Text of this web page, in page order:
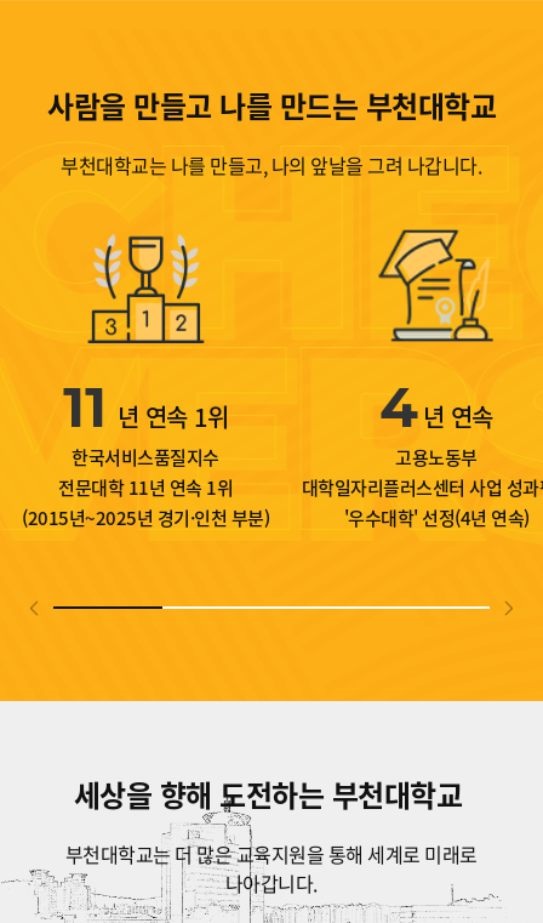
사람을 만들고 나를 만드는 부천대학교
부천대학교는 나를 만들고, 나의 앞날을 그려 나갑니다.
11 년 연속 1위
한국서비스품질지수
전문대학 11년 연속 1위
(2015년~2025년 경기·인천 부분)
4 년 연속
고용노동부
대학일자리플러스센터 사업 성
'우수대학' 선정(4년 연속)
세상을 향해 도전하는 부천대학교
부천대학교는 더 많은 교육지원을 통해 세계로 미래로
나아갑니다.